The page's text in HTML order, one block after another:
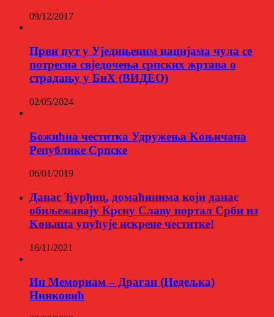
09/12/2017
Први пут у Уједињеним нацијама чула се
потресна свједочења српских жртава о
страдању у БиХ (ВИДЕО)
02/05/2024
Божићна честитка Удружења Kоњичана
Републике Српске
06/01/2019
Данас Ђурђиц, домаћинима који данас
обиљежавају Крсну Славу портал Срби из
Kоњица упућује искрене честитке!
16/11/2021
Ин Мемориам – Драган (Недељка)
Нинковић